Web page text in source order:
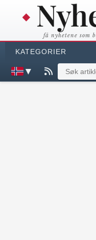
få nyhetene som
KATEGORIER
▼